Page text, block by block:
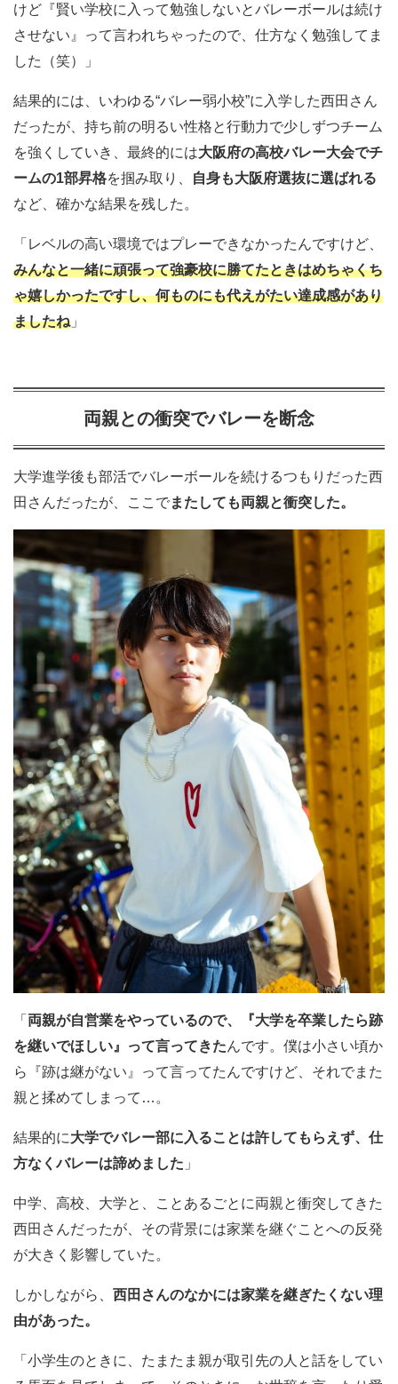
けど『賢い学校に入って勉強しないとバレーボールは続け
させない』って言われちゃったので、仕方なく勉強してま
した（笑）」
結果的には、いわゆる“バレー弱小校”に入学した西田さん
だったが、持ち前の明るい性格と行動力で少しずつチーム
を強くしていき、最終的には大阪府の高校バレー大会でチ
ームの1部昇格を掴み取り、
自身も大阪府選抜に選ばれる
など、確かな結果を残した。
「レベルの高い環境ではプレーできなかったんですけど、
みんなと一緒に頑張って強豪校に勝てたときはめちゃくち
ゃ嬉しかったですし、何ものにも代えがたい達成感があり
ましたね 」
両親との衝突でバレーを断念
大学進学後も部活でバレーボールを続けるつもりだった西
田さんだったが、ここでまたしても両親と衝突した。
「 両親が自営業をやっているので、『大学を卒業したら跡
を継いでほしい』って言ってきたんです。僕は小さい頃か
ら『跡は継がない』って言ってたんですけど、それでまた
親と揉めてしまって…。
結果的に大学でバレー部に入ることは許してもらえず、仕
方なくバレーは諦めました 」
中学、高校、大学と、ことあるごとに両親と衝突してきた
西田さんだったが、その背景には家業を継ぐことへの反発
が大きく影響していた。
しかしながら、 西田さんのなかには家業を継ぎたくない理
由があった。
「小学生のときに、たまたま親が取引先の人と話をしてい